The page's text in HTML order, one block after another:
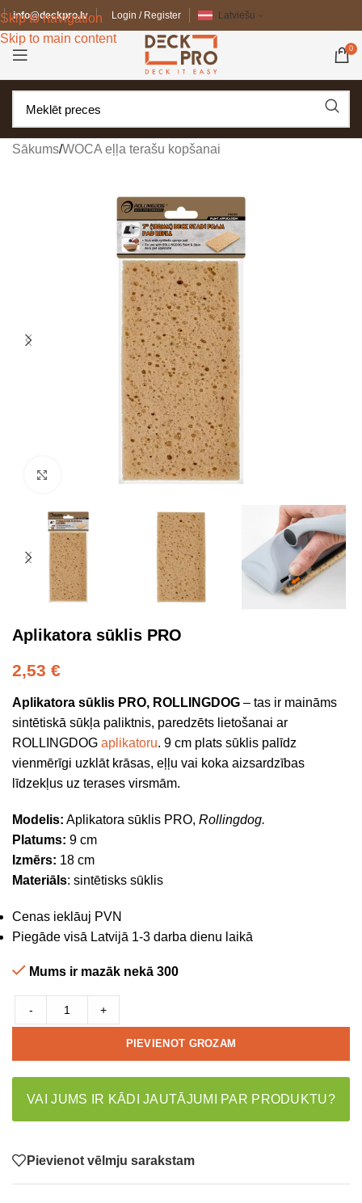
Skip to navigation
Skip to main content
info@deckpro.lv Login / Register Latviešu
0
Sākums/WOCA eļļa terašu kopšanai
Click to enlarge
Aplikatora sūklis PRO
2,53 €
Aplikatora sūklis PRO, ROLLINGDOG – tas ir maināms
sintētiskā sūkļa paliktnis, paredzēts lietošanai ar
ROLLINGDOG aplikatoru. 9 cm plats sūklis palīdz
vienmērīgi uzklāt krāsas, eļļu vai koka aizsardzības
līdzekļus uz terases virsmām.
Modelis: Aplikatora sūklis PRO, Rollingdog.
Platums: 9 cm
Izmērs: 18 cm
Materiāls: sintētisks sūklis
Cenas ieklāuj PVN
Piegāde visā Latvijā 1-3 darba dienu laikā
Mums ir mazāk nekā 300
- +
PIEVIENOT GROZAM
VAI JUMS IR KĀDI JAUTĀJUMI PAR PRODUKTU?
Pievienot vēlmju sarakstam